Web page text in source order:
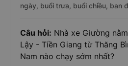
ngày, buổi trưa, buổi chiều, ban
Câu hỏi: Nhà xe Giường
Lậy - Tiền Giang từ Thăng
Nam nào chạy sớm nhất?